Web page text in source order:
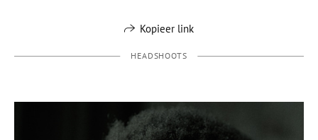
Kopieer link
HEADSHOOTS